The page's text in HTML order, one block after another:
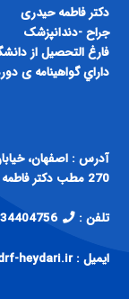
دكتر فاطمه حيدری
جراح -دندانپزشک
فارغ التحصيل از
داراي گواهينامه ی
آدرس : اصفهان،
270 مطب دکتر فاطمه حیدری
تلفن : – 09138299023
ایمیل : info@drf-heydari.ir